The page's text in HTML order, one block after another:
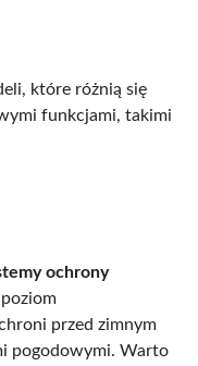
które różnią się
funkcjami, takimi
ochrony
przed zimnym
pogodowymi. Warto